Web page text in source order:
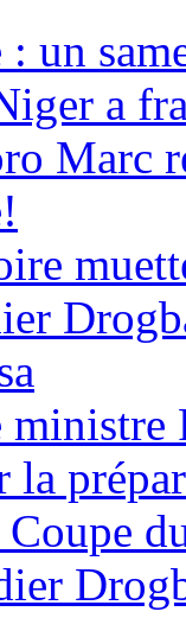
un
a
Marc